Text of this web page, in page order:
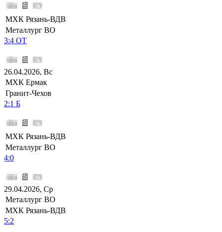
МХК Рязань-ВДВ
Металлург ВО
3:4 ОТ
26.04.2026, Вс
МХК Ермак
Гранит-Чехов
2:1 Б
МХК Рязань-ВДВ
Металлург ВО
4:0
29.04.2026, Ср
Металлург ВО
МХК Рязань-ВДВ
5:2